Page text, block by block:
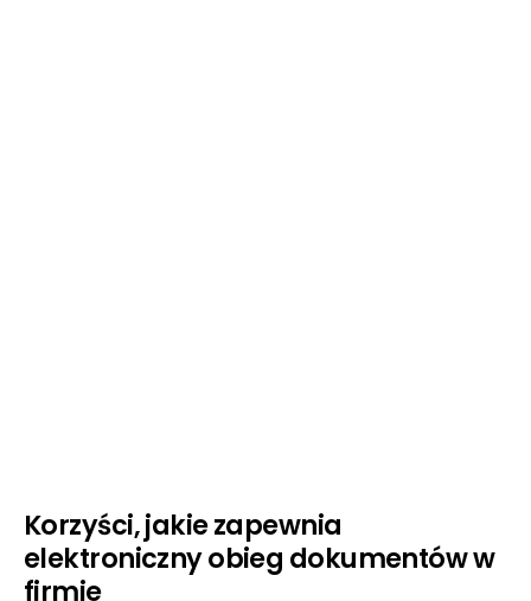
Korzyści, jakie zapewnia
elektroniczny obieg dokumentów w
firmie